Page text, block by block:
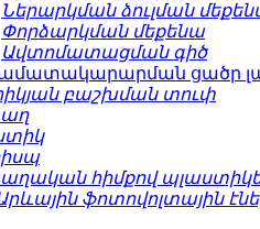
Ներարկման ձուլման
Փորձարկման մեքենա
Ավտոմատացման գիծ
բաշխման տուփ
հիմքով
ֆոտովոլտային